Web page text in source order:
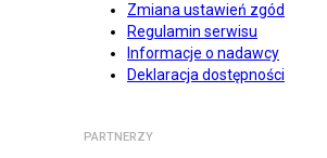
Zmiana ustawień zgód
Regulamin serwisu
Informacje o nadawcy
Deklaracja dostępności
PARTNERZY